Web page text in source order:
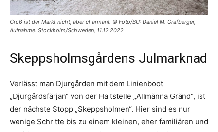
Groß ist der Markt nicht, aber charmant. © Foto/BU: Daniel M. Grafberger,
Aufnahme: Stockholm/Schweden, 11.12.2022
Skeppsholmsgårdens Julmarknad
Verlässt man Djurgården mit dem Linienboot
„Djurgårdsfärjan“ von der Haltstelle „Allmänna Gränd“, ist
der nächste Stopp „Skeppsholmen“. Hier sind es nur
wenige Schritte bis zu einem kleinen, eher familiären und